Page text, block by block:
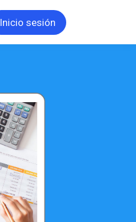
Inicio sesión